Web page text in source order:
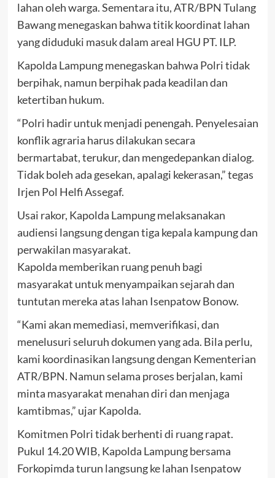
lahan oleh warga. Sementara itu, ATR/BPN Tulang
Bawang menegaskan bahwa titik koordinat lahan
yang diduduki masuk dalam areal HGU PT. ILP.
Kapolda Lampung menegaskan bahwa Polri tidak
berpihak, namun berpihak pada keadilan dan
ketertiban hukum.
“Polri hadir untuk menjadi penengah. Penyelesaian
konflik agraria harus dilakukan secara
bermartabat, terukur, dan mengedepankan dialog.
Tidak boleh ada gesekan, apalagi kekerasan,” tegas
Irjen Pol Helfi Assegaf.
Usai rakor, Kapolda Lampung melaksanakan
audiensi langsung dengan tiga kepala kampung dan
perwakilan masyarakat.
Kapolda memberikan ruang penuh bagi
masyarakat untuk menyampaikan sejarah dan
tuntutan mereka atas lahan Isenpatow Bonow.
“Kami akan memediasi, memverifikasi, dan
menelusuri seluruh dokumen yang ada. Bila perlu,
kami koordinasikan langsung dengan Kementerian
ATR/BPN. Namun selama proses berjalan, kami
minta masyarakat menahan diri dan menjaga
kamtibmas,” ujar Kapolda.
Komitmen Polri tidak berhenti di ruang rapat.
Pukul 14.20 WIB, Kapolda Lampung bersama
Forkopimda turun langsung ke lahan Isenpatow